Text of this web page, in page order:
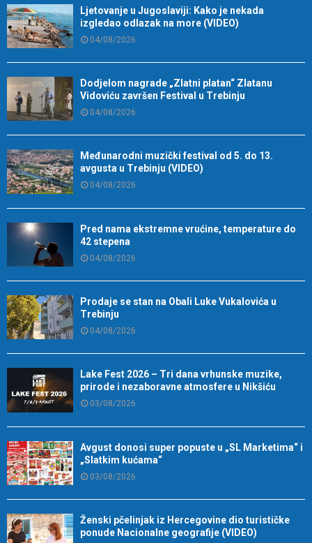
Ljetovanje u Jugoslaviji: Kako je nekada
izgledao odlazak na more (VIDEO)
04/08/2026
Dodjelom nagrade „Zlatni platan“ Zlatanu
Vidoviću završen Festival u Trebinju
04/08/2026
Međunarodni muzički festival od 5. do 13.
avgusta u Trebinju (VIDEO)
04/08/2026
Pred nama ekstremne vrućine, temperature do
42 stepena
04/08/2026
Prodaje se stan na Obali Luke Vukalovića u
Trebinju
04/08/2026
Lake Fest 2026 – Tri dana vrhunske muzike,
prirode i nezaboravne atmosfere u Nikšiću
03/08/2026
Avgust donosi super popuste u „SL Marketima“ i
„Slatkim kućama“
03/08/2026
Ženski pčelinjak iz Hercegovine dio turističke
ponude Nacionalne geografije (VIDEO)